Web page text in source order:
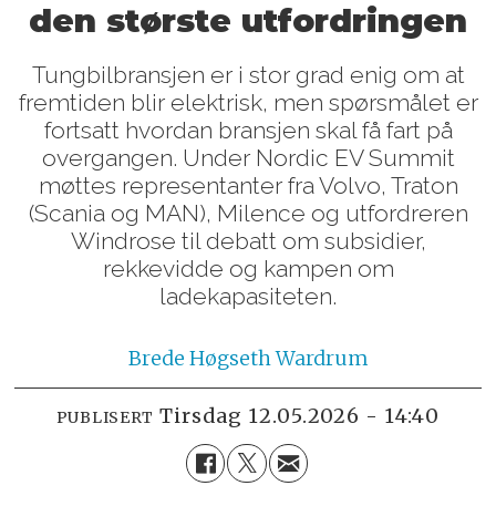
den største utfordringen
Tungbilbransjen er i stor grad enig om at
fremtiden blir elektrisk, men spørsmålet er
fortsatt hvordan bransjen skal få fart på
overgangen. Under Nordic EV Summit
møttes representanter fra Volvo, Traton
(Scania og MAN), Milence og utfordreren
Windrose til debatt om subsidier,
rekkevidde og kampen om
ladekapasiteten.
Brede Høgseth Wardrum
PUBLISERT tirsdag 12.05.2026 - 14:40